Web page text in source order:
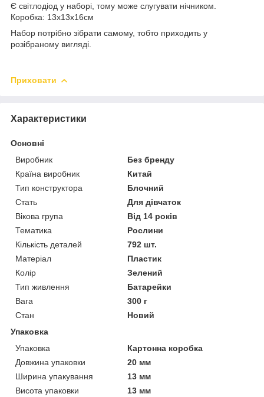
Є світлодіод у наборі, тому може слугувати нічником.
Коробка: 13х13х16см
Набор потрібно зібрати самому, тобто приходить у
розібраному вигляді.
Приховати
Характеристики
Основні
Виробник
Без бренду
Країна виробник
Китай
Тип конструктора
Блочний
Стать
Для дівчаток
Вікова група
Від 14 років
Тематика
Рослини
Кількість деталей
792 шт.
Матеріал
Пластик
Колір
Зелений
Тип живлення
Батарейки
Вага
300 г
Стан
Новий
Упаковка
Упаковка
Картонна коробка
Довжина упаковки
20 мм
Ширина упакування
13 мм
Висота упаковки
13 мм